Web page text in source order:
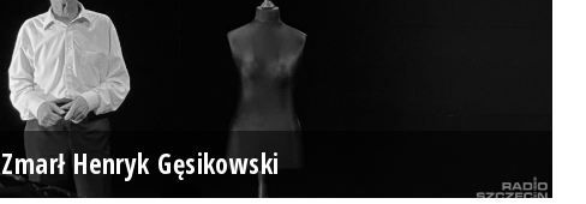
Zmarł Henryk Gęsikowski